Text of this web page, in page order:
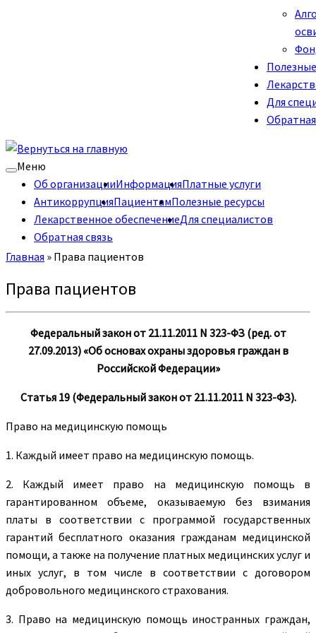
Для
Меню
Об организацииИнформацияПлатные услуги
АнтикоррупцияПациентамПолезные ресурсы
Лекарственное обеспечениеДля специалистов
Обратная связь
Главная » Права пациентов
Права пациентов
Федеральный закон от 21.11.2011 N 323-ФЗ (ред. от
27.09.2013) «Об основах охраны здоровья граждан в
Российской Федерации»
Статья 19 (Федеральный закон от 21.11.2011 N 323-ФЗ).
Право на медицинскую помощь
1. Каждый имеет право на медицинскую помощь.
2. Каждый имеет право на медицинскую помощь в
гарантированном объеме, оказываемую без взимания
платы в соответствии с программой государственных
гарантий бесплатного оказания гражданам медицинской
помощи, а также на получение платных медицинских услуг и
иных услуг, в том числе в соответствии с договором
добровольного медицинского страхования.
3. Право на медицинскую помощь иностранных граждан,